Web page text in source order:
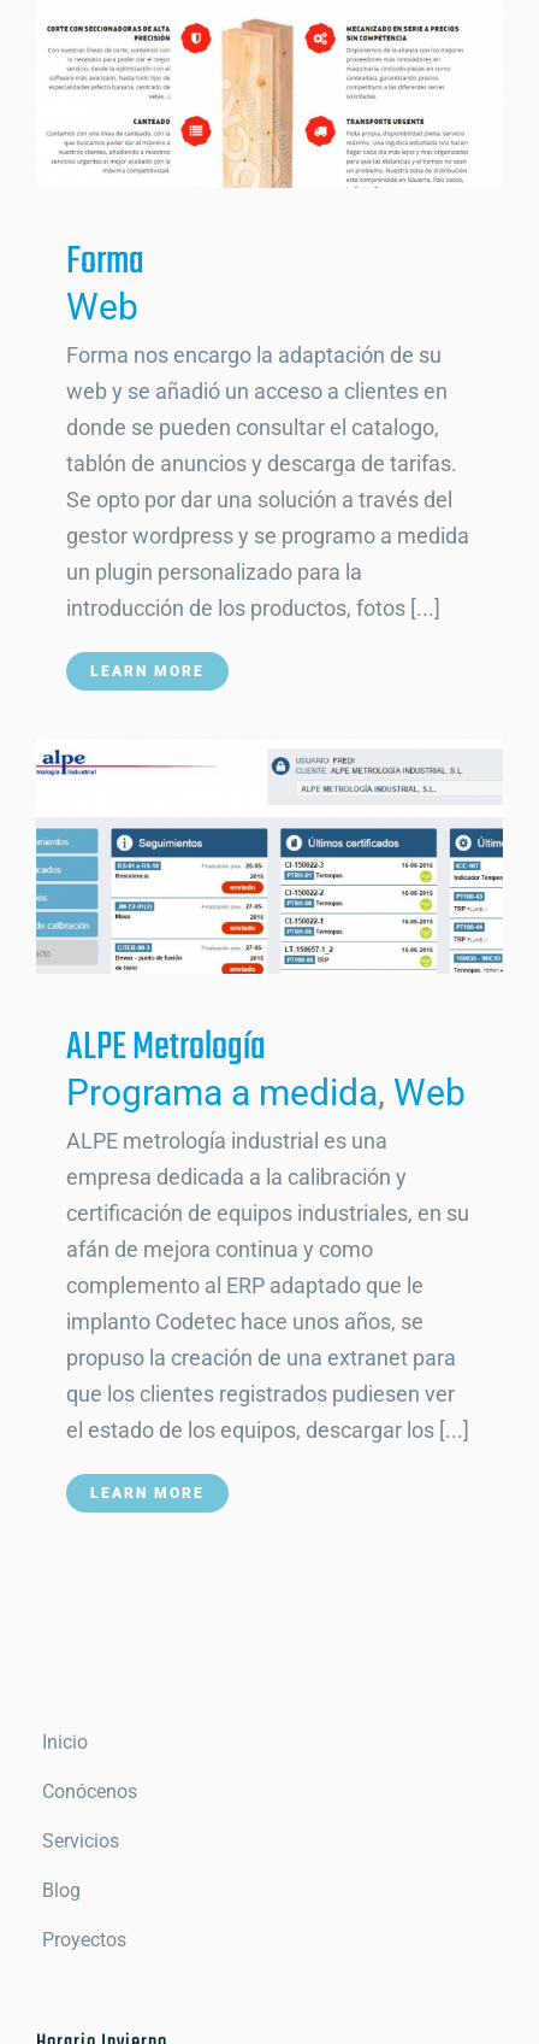
Forma
Web
Forma nos encargo la adaptación de su
web y se añadió un acceso a clientes en
donde se pueden consultar el catalogo,
tablón de anuncios y descarga de tarifas.
Se opto por dar una solución a través del
gestor wordpress y se programo a medida
un plugin personalizado para la
introducción de los productos, fotos [...]
LEARN MORE
ALPE Metrología
Programa a medida, Web
ALPE metrología industrial es una
empresa dedicada a la calibración y
certificación de equipos industriales, en su
afán de mejora continua y como
complemento al ERP adaptado que le
implanto Codetec hace unos años, se
propuso la creación de una extranet para
que los clientes registrados pudiesen ver
el estado de los equipos, descargar los [...]
LEARN MORE
Inicio
Conócenos
Servicios
Blog
Proyectos